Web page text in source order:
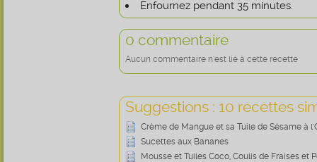
Enfournez pendant 35 minutes.
0 commentaire
Aucun commentaire n'est lié à cette recette
Suggestions : 10 recettes
Crème de Mangue et sa Tuile de Sésame à
Sucettes aux Bananes
Mousse et Tuiles Coco, Coulis de Fraises et